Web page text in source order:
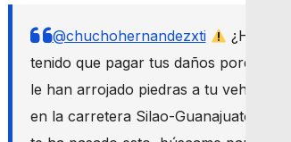
@chuchohernandezxti
¿Has
tenido que pagar tus daños porque
le han arrojado piedras a tu vehículo
en la carretera Silao-Guanajuato? Si